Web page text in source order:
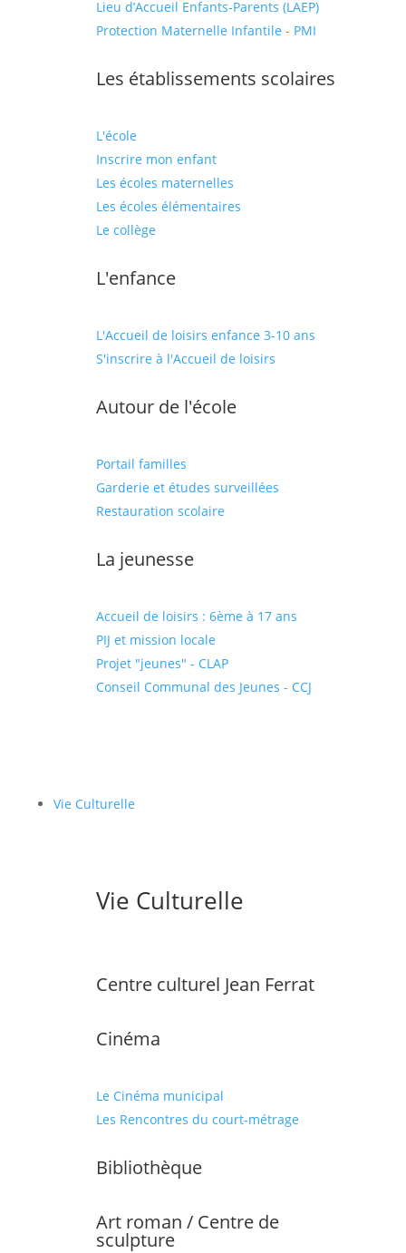
Lieu d’Accueil Enfants-Parents (LAEP)
Protection Maternelle Infantile - PMI
Les établissements scolaires
L'école
Inscrire mon enfant
Les écoles maternelles
Les écoles élémentaires
Le collège
L'enfance
L'Accueil de loisirs enfance 3-10 ans
S'inscrire à l'Accueil de loisirs
Autour de l'école
Portail familles
Garderie et études surveillées
Restauration scolaire
La jeunesse
Accueil de loisirs : 6ème à 17 ans
PIJ et mission locale
Projet "jeunes" - CLAP
Conseil Communal des Jeunes - CCJ
Vie Culturelle
Vie Culturelle
Centre culturel Jean Ferrat
Cinéma
Le Cinéma municipal
Les Rencontres du court-métrage
Bibliothèque
Art roman / Centre de
sculpture